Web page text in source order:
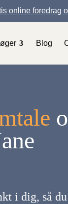
online foredrag
Blog
i dig, så